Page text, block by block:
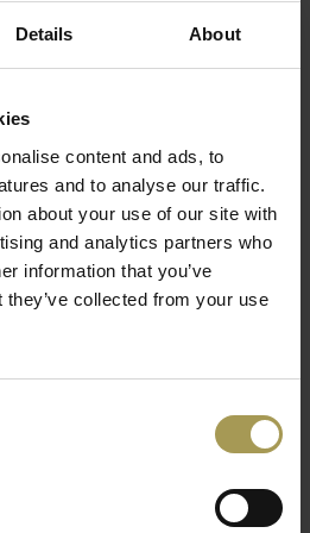
Details About
content and ads, to
and to analyse our traffic.
about your use of our site with
and analytics partners who
information that you’ve
collected from your use
Transparante PET panelen
60d cm
belang van het bewaren van
met onze behoefte aan
elementen bedacht die
materialen uit 100%
kantoren
New England Journal of Medicine